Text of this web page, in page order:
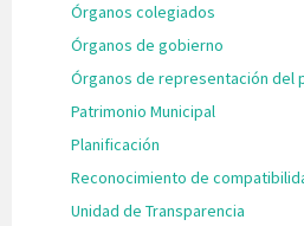
Órganos colegiados
Órganos de gobierno
Órganos de representación del
Patrimonio Municipal
Planificación
Reconocimiento de
Unidad de Transparencia